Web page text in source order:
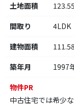
土地面積
間取り
4LDK
建物面積
築年月
1997
物件PR
中古住宅では希少